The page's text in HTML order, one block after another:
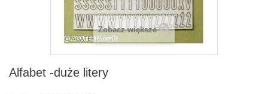
Zobacz większe
Alfabet -duże litery